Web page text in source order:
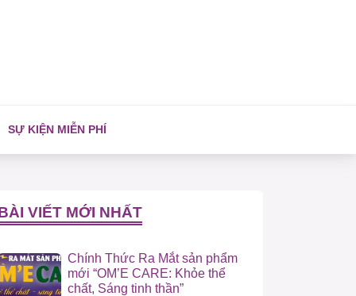
SỰ KIỆN MIỄN PHÍ
VIẾT MỚI NHẤT
Chính Thức Ra Mắt sản phẩm
mới “OM’E CARE: Khỏe thể
chất, Sáng tinh thần”